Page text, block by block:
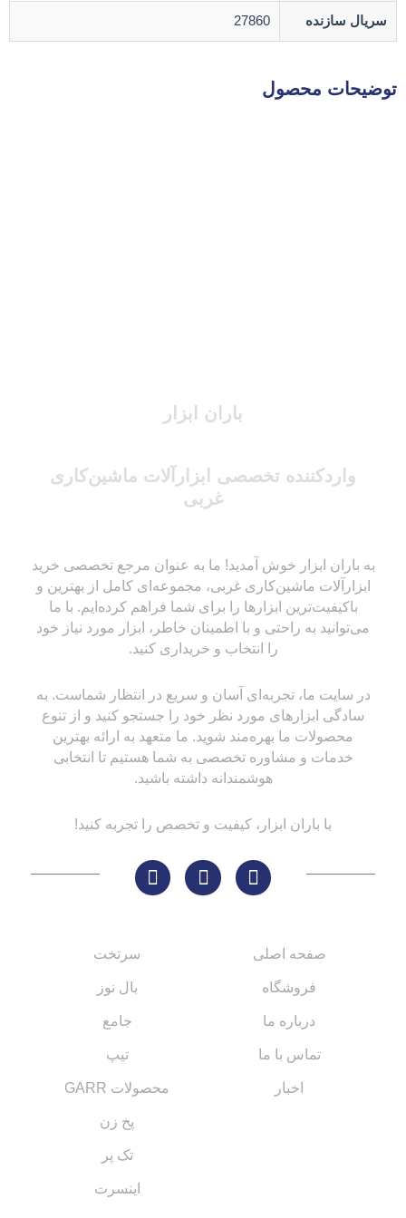
سریال سازنده 27860
توضیحات محصول
باران ابزار
واردکننده تخصصی ابزارآلات ماشین‌کاری
غربی
به باران ابزار خوش آمدید! ما به عنوان مرجع تخصصی خرید
ابزارآلات ماشین‌کاری غربی، مجموعه‌ای کامل از بهترین و
باکیفیت‌ترین ابزارها را برای شما فراهم کرده‌ایم. با ما
می‌توانید به راحتی و با اطمینان خاطر، ابزار مورد نیاز خود
را انتخاب و خریداری کنید.
در سایت ما، تجربه‌ای آسان و سریع در انتظار شماست. به
سادگی ابزارهای مورد نظر خود را جستجو کنید و از تنوع
محصولات ما بهره‌مند شوید. ما متعهد به ارائه بهترین
خدمات و مشاوره تخصصی به شما هستیم تا انتخابی
هوشمندانه داشته باشید.
با باران ابزار، کیفیت و تخصص را تجربه کنید!
صفحه اصلی
فروشگاه
درباره ما
تماس با ما
اخبار
سرتخت
بال نوز
جامع
تیپ
محصولات GARR
پخ زن
تک پر
اینسرت